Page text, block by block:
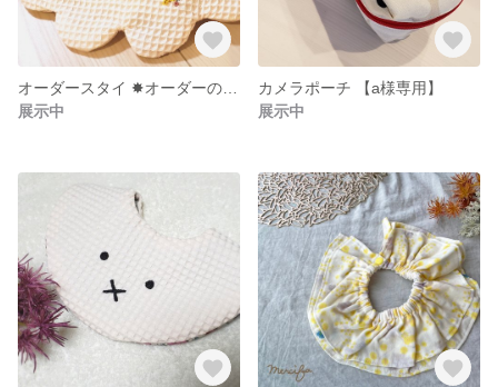
展示中
カメラポーチ 【a様専用】
展示中